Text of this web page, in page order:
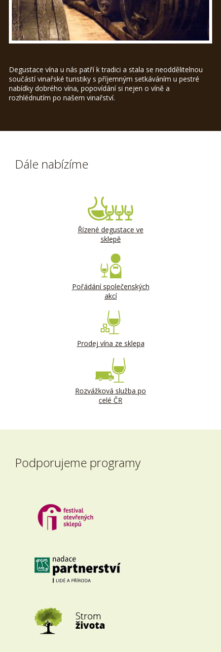
Degustace vína u nás patří k tradici a stala se neoddělitelnou
součástí vinařské turistiky s příjemným setkáváním u pestré
nabídky dobrého vína, popovídání si nejen o víně a
rozhlédnutím po našem vinařství.
Dále nabízíme
Řízené degustace ve
sklepě
Pořádání společenských
akcí
Prodej vína ze sklepa
Rozvážková služba po
celé ČR
Podporujeme programy